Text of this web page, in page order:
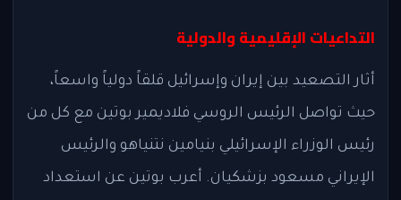
التداعيات الإقليمية والدولية
أثار التصعيد بين إيران وإسرائيل قلقاً دولياً واسعاً،
حيث تواصل الرئيس الروسي فلاديمير بوتين مع كل من
رئيس الوزراء الإسرائيلي بنيامين نتنياهو والرئيس
الإيراني مسعود بزشكيان. أعرب بوتين عن استعداد